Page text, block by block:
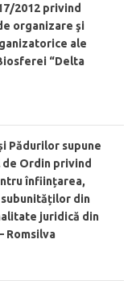
2012 privind
organizare şi
ale
“Delta
Pădurilor supune
Ordin privind
înființarea,
din
juridică din
Romsilva